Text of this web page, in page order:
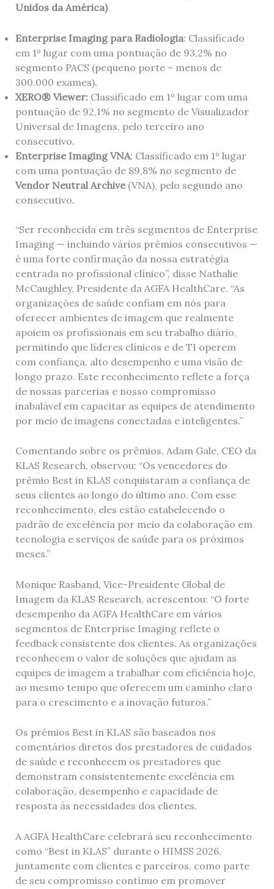
Unidos da América)
Enterprise Imaging para Radiologia: Classificado
em 1º lugar com uma pontuação de 93,2% no
segmento PACS (pequeno porte – menos de
300.000 exames).
XERO® Viewer:Classificado em 1º lugar com uma
pontuação de 92,1% no segmento de Visualizador
Universal de Imagens, pelo terceiro ano
consecutivo.
Enterprise Imaging VNA: Classificado em 1º lugar
com uma pontuação de 89,8% no segmento de
Vendor Neutral Archive(VNA), pelo segundo ano
consecutivo.
“Ser reconhecida em três segmentos de Enterprise
Imaging — incluindo vários prêmios consecutivos —
é uma forte confirmação da nossa estratégia
centrada no profissional clínico”, disse Nathalie
McCaughley, Presidente da AGFA HealthCare. “As
organizações de saúde confiam em nós para
oferecer ambientes de imagem que realmente
apoiem os profissionais em seu trabalho diário,
permitindo que líderes clínicos e de TI operem
com confiança, alto desempenho e uma visão de
longo prazo. Este reconhecimento reflete a força
de nossas parcerias e nosso compromisso
inabalável em capacitar as equipes de atendimento
por meio de imagens conectadas e inteligentes.”
Comentando sobre os prêmios, Adam Gale, CEO da
KLAS Research, observou: “Os vencedores do
prêmio Best in KLAS conquistaram a confiança de
seus clientes ao longo do último ano. Com esse
reconhecimento, eles estão estabelecendo o
padrão de excelência por meio da colaboração em
tecnologia e serviços de saúde para os próximos
meses.”
Monique Rasband, Vice-Presidente Global de
Imagem da KLAS Research, acrescentou: “O forte
desempenho da AGFA HealthCare em vários
segmentos de Enterprise Imaging reflete o
feedback consistente dos clientes. As organizações
reconhecem o valor de soluções que ajudam as
equipes de imagem a trabalhar com eficiência hoje,
ao mesmo tempo que oferecem um caminho claro
para o crescimento e a inovação futuros.”
Os prémios Best in KLAS são baseados nos
comentários diretos dos prestadores de cuidados
de saúde e reconhecem os prestadores que
demonstram consistentemente excelência em
colaboração, desempenho e capacidade de
resposta às necessidades dos clientes.
A AGFA HealthCare celebrará seu reconhecimento
como “Best in KLAS” durante o HIMSS 2026,
juntamente com clientes e parceiros, como parte
de seu compromisso contínuo em promover